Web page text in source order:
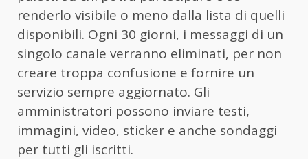
renderlo visibile o meno dalla lista di quelli
disponibili. Ogni 30 giorni, i messaggi di un
singolo canale verranno eliminati, per non
creare troppa confusione e fornire un
servizio sempre aggiornato. Gli
amministratori possono inviare testi,
immagini, video, sticker e anche sondaggi
per tutti gli iscritti.